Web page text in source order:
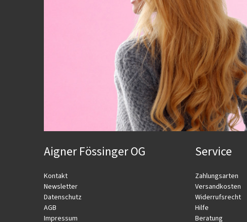
Aigner Fössinger OG
Kontakt
Newsletter
Datenschutz
AGB
Impressum
Service
Zahlungsarten
Versandkosten
Widerrufsrecht
Hilfe
Beratung